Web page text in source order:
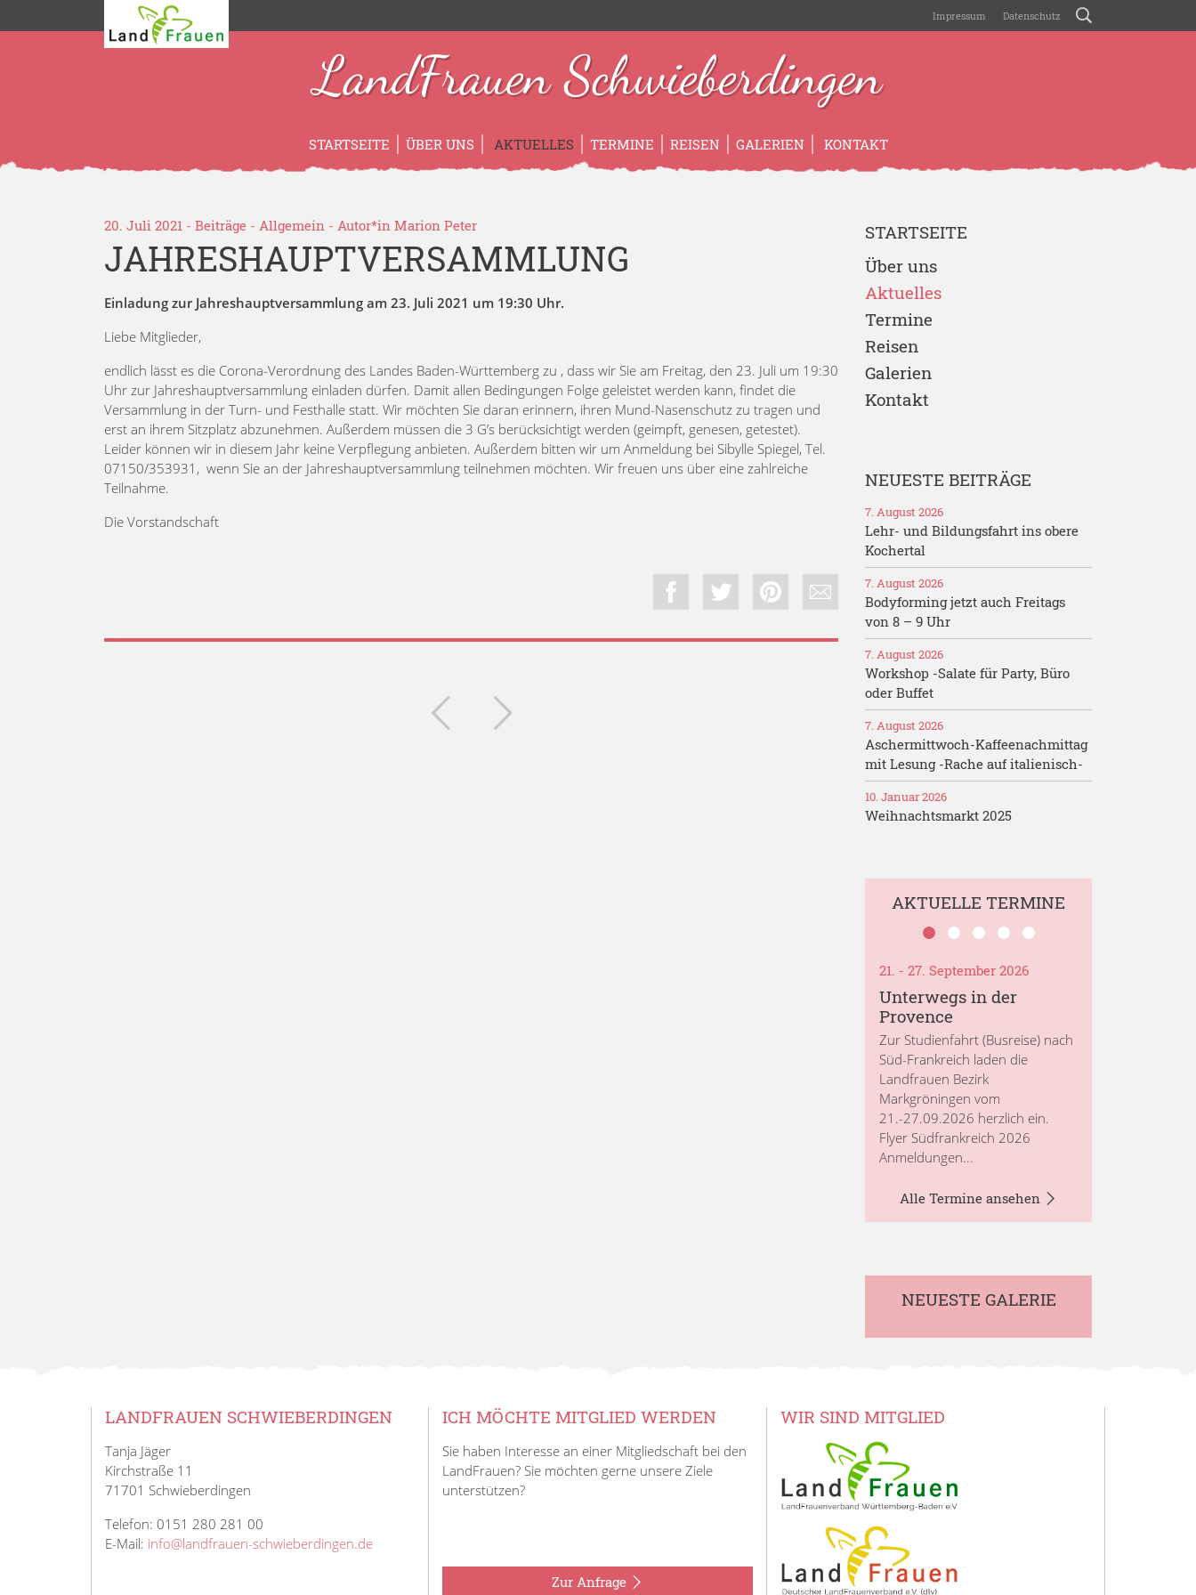
Impressum Datenschutz
LandFrauen Schwieberdingen
STARTSEITE ÜBER UNS AKTUELLES TERMINE REISEN GALERIEN KONTAKT
20. Juli 2021 - Beiträge - Allgemein - Autor*in Marion Peter
JAHRESHAUPTVERSAMMLUNG
Einladung zur Jahreshauptversammlung am 23. Juli 2021 um 19:30 Uhr.
Liebe Mitglieder,
endlich lässt es die Corona-Verordnung des Landes Baden-Württemberg zu , dass wir Sie am Freitag, den 23. Juli um 19:30
Uhr zur Jahreshauptversammlung einladen dürfen. Damit allen Bedingungen Folge geleistet werden kann, findet die
Versammlung in der Turn- und Festhalle statt. Wir möchten Sie daran erinnern, ihren Mund-Nasenschutz zu tragen und
erst an ihrem Sitzplatz abzunehmen. Außerdem müssen die 3 G’s berücksichtigt werden (geimpft, genesen, getestet).
Leider können wir in diesem Jahr keine Verpflegung anbieten. Außerdem bitten wir um Anmeldung bei Sibylle Spiegel, Tel.
07150/353931, wenn Sie an der Jahreshauptversammlung teilnehmen möchten. Wir freuen uns über eine zahlreiche
Teilnahme.
Die Vorstandschaft
STARTSEITE
Über uns
Aktuelles
Termine
Reisen
Galerien
Kontakt
NEUESTE BEITRÄGE
Lehr- und Bildungsfahrt ins obere
Kochertal
7. August 2026
Bodyforming jetzt auch Freitags
von 8 – 9 Uhr
7. August 2026
Workshop -Salate für Party, Büro
oder Buffet
7. August 2026
Aschermittwoch-Kaffeenachmittag
mit Lesung -Rache auf italienisch-
7. August 2026
Weihnachtsmarkt 2025
10. Januar 2026
AKTUELLE TERMINE
21. - 27. September 2026
Unterwegs in der
Provence
Zur Studienfahrt (Busreise) nach
Süd-Frankreich laden die
Landfrauen Bezirk
Markgröningen vom
21.-27.09.2026 herzlich ein.
Flyer Südfrankreich 2026
Anmeldungen...
Alle Termine ansehen
NEUESTE GALERIE
LANDFRAUEN SCHWIEBERDINGEN
Tanja Jäger
Kirchstraße 11
71701 Schwieberdingen
Telefon: 0151 280 281 00
E-Mail: info@landfrauen-schwieberdingen.de
ICH MÖCHTE MITGLIED WERDEN
Sie haben Interesse an einer Mitgliedschaft bei den
LandFrauen? Sie möchten gerne unsere Ziele
unterstützen?
Zur Anfrage
WIR SIND MITGLIED